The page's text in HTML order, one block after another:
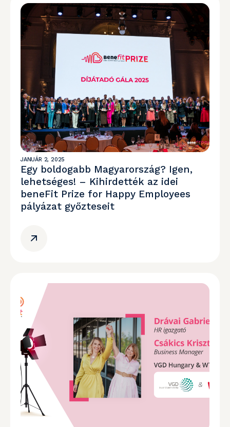
JANUÁR 2, 2025
Egy boldogabb Magyarország? Igen,
lehetséges! – Kihirdették az idei
beneFit Prize for Happy Employees
pályázat győzteseit